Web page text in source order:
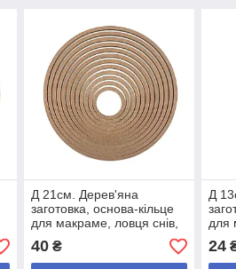
Д 21см. Дерев'яна
заготовка, основа-кільце
для макраме, ловця снів,
мобіля
40₴
Д
для
24